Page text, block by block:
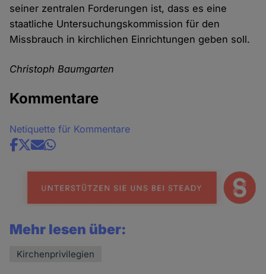
seiner zentralen Forderungen ist, dass es eine
staatliche Untersuchungskommission für den
Missbrauch in kirchlichen Einrichtungen geben soll.
Christoph Baumgarten
Kommentare
Netiquette für Kommentare
Share
news
Mehr lesen über:
Kirchenprivilegien